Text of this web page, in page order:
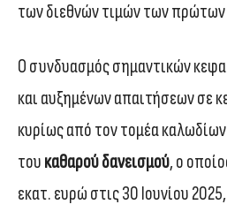
των διεθνών τιμών των
Ο συνδυασμός σημαντικών
και αυξημένων απαιτήσεων σε
κυρίως από τον τομέα
του καθαρού δανεισμού, ο
εκατ. ευρώ στις 30 Ιουνίου